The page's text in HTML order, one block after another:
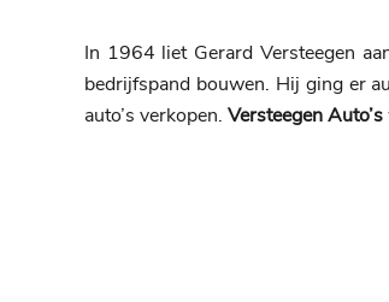
In 1964 liet Gerard Versteegen
bedrijfspand bouwen. Hij ging er
auto’s verkopen. Versteegen Auto’s